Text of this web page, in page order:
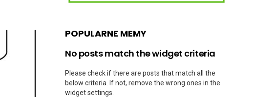
POPULARNE MEMY
No posts match the widget criteria
Please check if there are posts that match all the
below criteria. If not, remove the wrong ones in the
widget settings.